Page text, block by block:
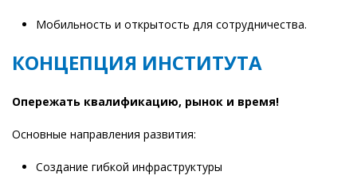
Мобильность и открытость для сотрудничества.
КОНЦЕПЦИЯ ИНСТИТУТА
Опережать квалификацию, рынок и время!
Основные направления развития:
Создание гибкой инфраструктуры